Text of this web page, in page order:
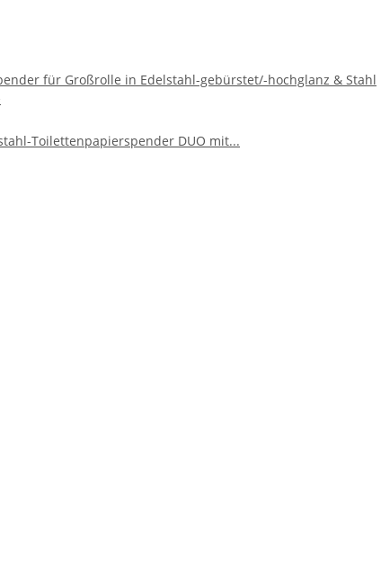
für Großrolle in Edelstahl-gebürstet/-hochglanz & Stahl